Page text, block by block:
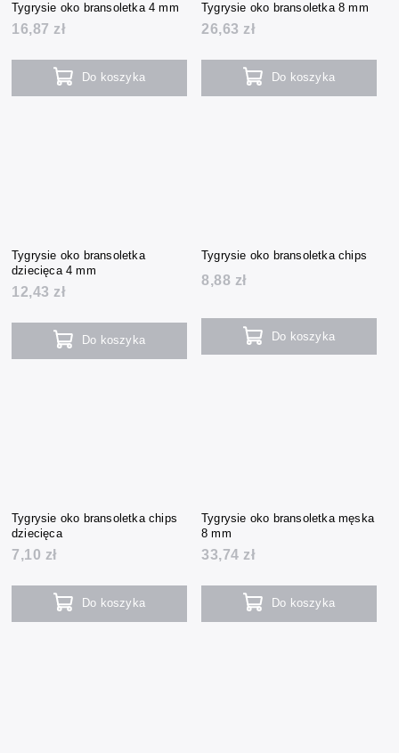
Tygrysie oko bransoletka 4 mm
16,87 zł
Do koszyka
Tygrysie oko bransoletka 8 mm
26,63 zł
Do koszyka
Tygrysie oko bransoletka
dziecięca 4 mm
12,43 zł
Do koszyka
Tygrysie oko bransoletka chips
8,88 zł
Do koszyka
Tygrysie oko bransoletka chips
dziecięca
7,10 zł
Do koszyka
Tygrysie oko bransoletka męska
8 mm
33,74 zł
Do koszyka